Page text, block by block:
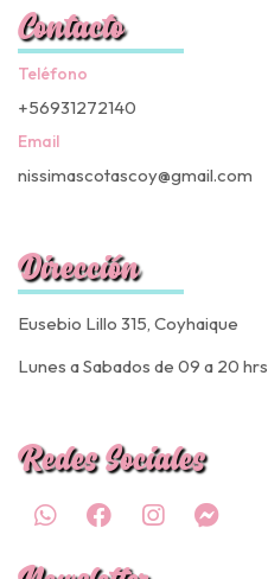
Contacto
Teléfono
+56931272140
Email
nissimascotascoy@gmail.com
Dirección
Eusebio Lillo 315, Coyhaique
Lunes a Sabados de 09 a 20 hrs
Redes Sociales